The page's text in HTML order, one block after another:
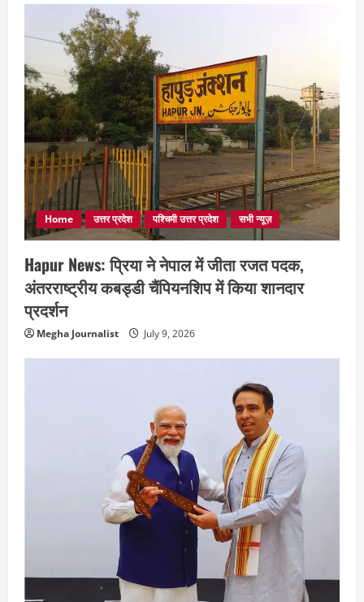
Home उत्तर प्रदेश पश्चिमी उत्तर प्रदेश सभी न्यूज़
Hapur News: प्रिया ने नेपाल में जीता रजत पदक,
अंतरराष्ट्रीय कबड्डी चैंपियनशिप में किया शानदार
प्रदर्शन
Megha Journalist July 9, 2026